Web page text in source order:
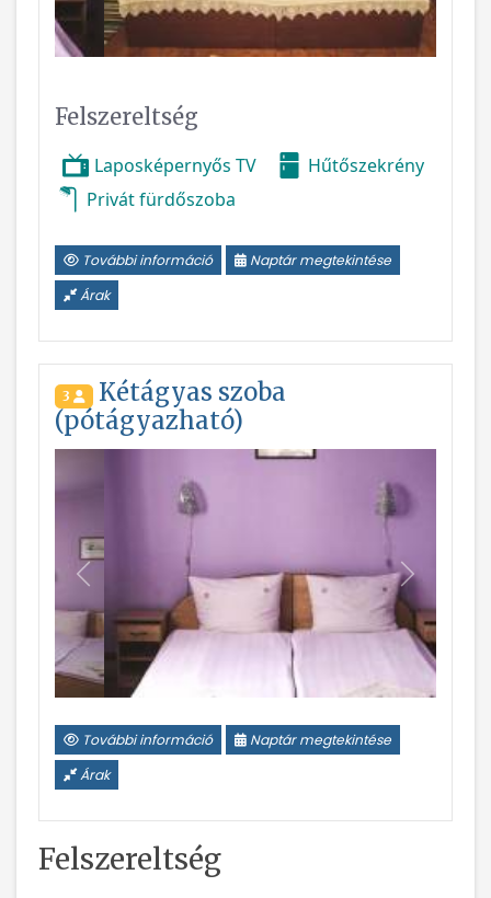
Felszereltség
Laposképernyős TV
Hűtőszekrény
Privát fürdőszoba
További információ
Naptár megtekintése
Árak
3
Kétágyas szoba
(pótágyazható)
Vissza
További információ
Naptár megtekintése
Árak
Felszereltség